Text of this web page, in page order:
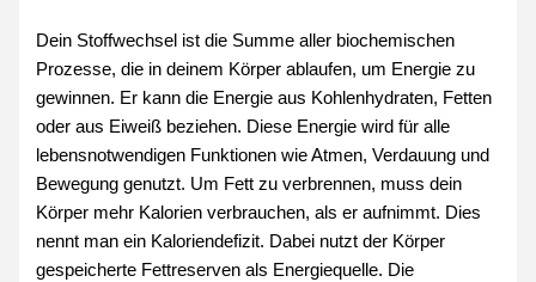
Dein Stoffwechsel ist die Summe aller biochemischen
Prozesse, die in deinem Körper ablaufen, um Energie zu
gewinnen. Er kann die Energie aus Kohlenhydraten, Fetten
oder aus Eiweiß beziehen. Diese Energie wird für alle
lebensnotwendigen Funktionen wie Atmen, Verdauung und
Bewegung genutzt. Um Fett zu verbrennen, muss dein
Körper mehr Kalorien verbrauchen, als er aufnimmt. Dies
nennt man ein Kaloriendefizit. Dabei nutzt der Körper
gespeicherte Fettreserven als Energiequelle. Die